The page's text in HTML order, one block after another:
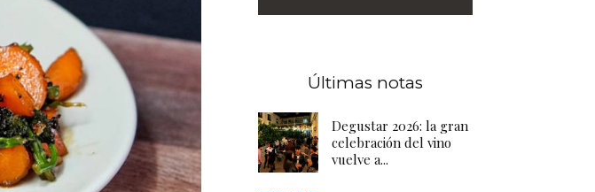
Últimas notas
Degustar 2026: la gran
celebración del vino
vuelve a...